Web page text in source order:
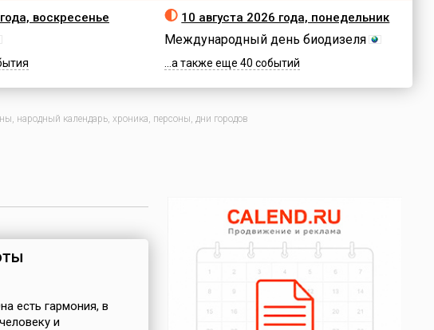
воскресенье 10 августа 2026 года, понедельник
Международный день биодизеля
...а также еще 40 событий
народный календарь, хроника, персоны, дни городов
есть гармония, в
и